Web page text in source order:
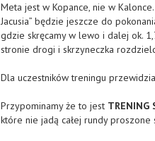
Meta jest w Kopance, nie w
Jacusia” będzie jeszcze do
gdzie skręcamy w lewo i dalej ok.
stronie drogi i skrzyneczka
Dla uczestników treningu
Przypominamy że to jest TRENING
które nie jadą całej rundy